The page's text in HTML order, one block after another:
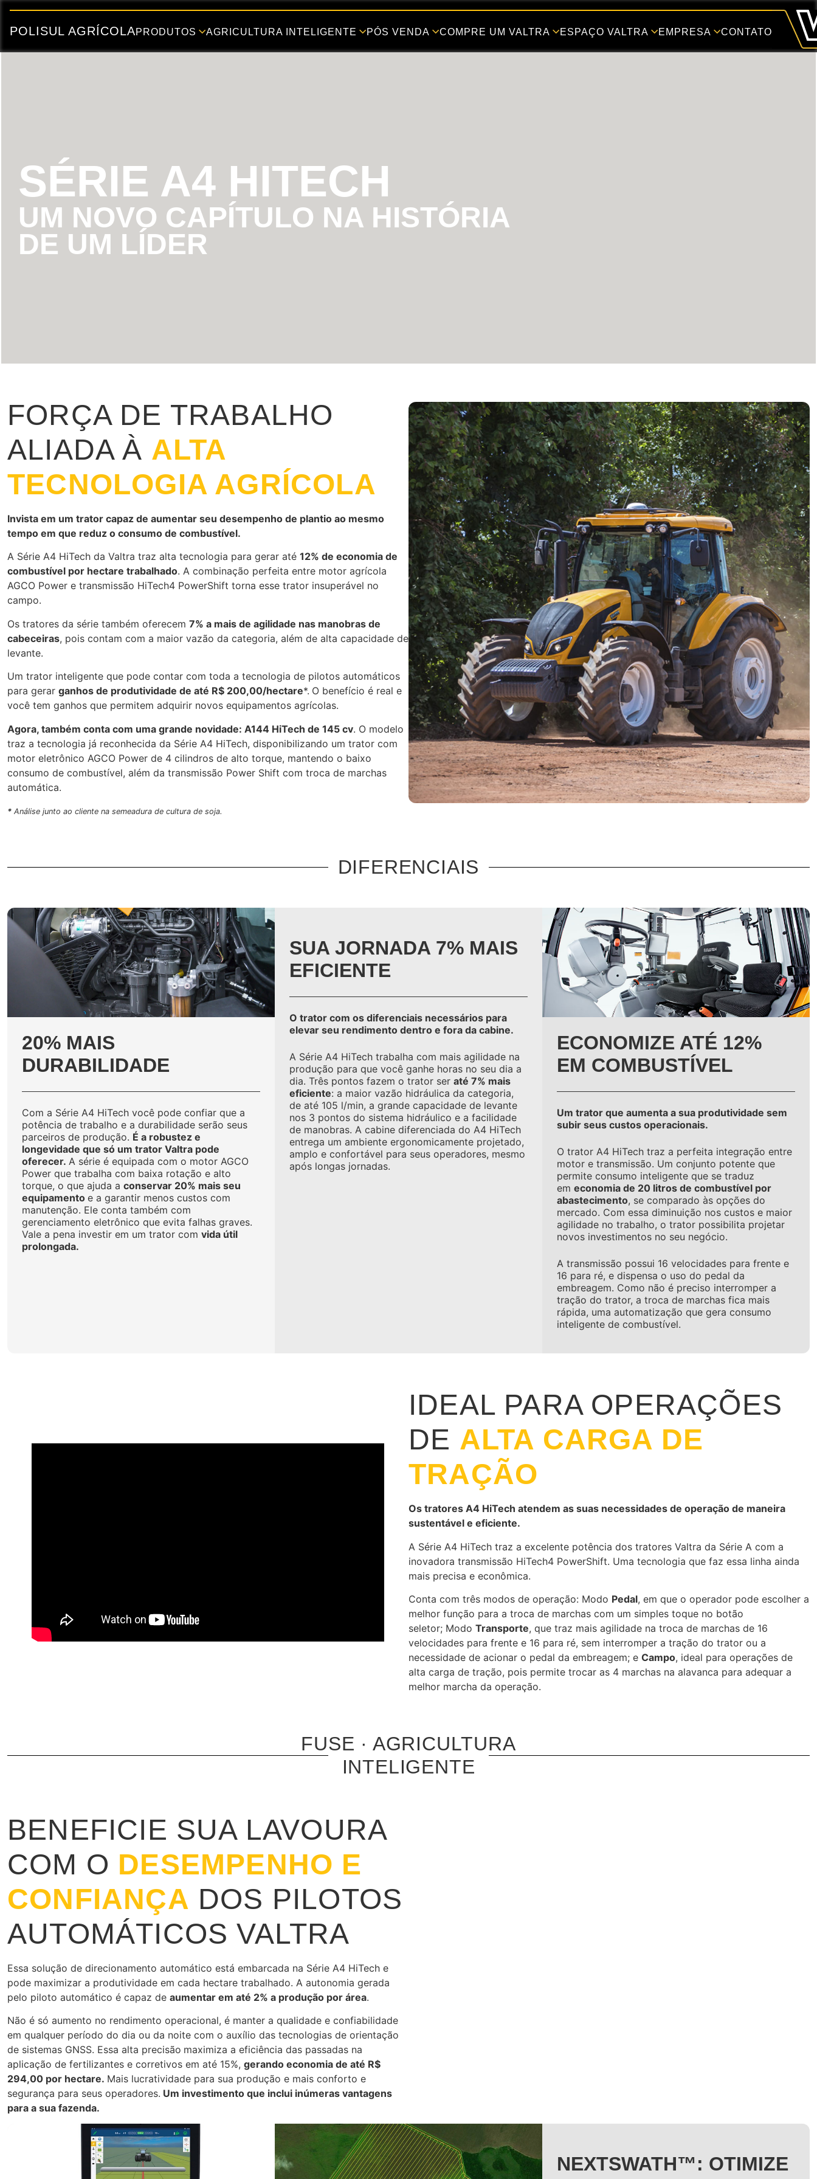
POLISUL AGRÍCOLAPRODUTOS AGRICULTURA INTELIGENTE PÓS VENDA COMPRE UM VALTRA ESPAÇO VALTRA EMPRESA CONTATO
SÉRIE A4 HITECH
UM NOVO CAPÍTULO NA HISTÓRIA
DE UM LÍDER
FORÇA DE TRABALHO
ALIADA À ALTA
TECNOLOGIA AGRÍCOLA
Invista em um trator capaz de aumentar seu desempenho de plantio ao mesmo
tempo em que reduz o consumo de combustível.
A Série A4 HiTech da Valtra traz alta tecnologia para gerar até 12% de economia de
combustível por hectare trabalhado. A combinação perfeita entre motor agrícola
AGCO Power e transmissão HiTech4 PowerShift torna esse trator insuperável no
campo.
Os tratores da série também oferecem 7% a mais de agilidade nas manobras de
cabeceiras, pois contam com a maior vazão da categoria, além de alta capacidade de
levante.
Um trator inteligente que pode contar com toda a tecnologia de pilotos automáticos
para gerar ganhos de produtividade de até R$ 200,00/hectare*. O benefício é real e
você tem ganhos que permitem adquirir novos equipamentos agrícolas.
Agora, também conta com uma grande novidade: A144 HiTech de 145 cv. O modelo
traz a tecnologia já reconhecida da Série A4 HiTech, disponibilizando um trator com
motor eletrônico AGCO Power de 4 cilindros de alto torque, mantendo o baixo
consumo de combustível, além da transmissão Power Shift com troca de marchas
automática.
* Análise junto ao cliente na semeadura de cultura de soja.
DIFERENCIAIS
20% MAIS
DURABILIDADE
Com a Série A4 HiTech você pode confiar que a
potência de trabalho e a durabilidade serão seus
parceiros de produção. É a robustez e
longevidade que só um trator Valtra pode
oferecer. A série é equipada com o motor AGCO
Power que trabalha com baixa rotação e alto
torque, o que ajuda a conservar 20% mais seu
equipamento e a garantir menos custos com
manutenção. Ele conta também com
gerenciamento eletrônico que evita falhas graves.
Vale a pena investir em um trator com vida útil
prolongada.
SUA JORNADA 7% MAIS
EFICIENTE
O trator com os diferenciais necessários para
elevar seu rendimento dentro e fora da cabine.
A Série A4 HiTech trabalha com mais agilidade na
produção para que você ganhe horas no seu dia a
dia. Três pontos fazem o trator ser até 7% mais
eficiente: a maior vazão hidráulica da categoria,
de até 105 l/min, a grande capacidade de levante
nos 3 pontos do sistema hidráulico e a facilidade
de manobras. A cabine diferenciada do A4 HiTech
entrega um ambiente ergonomicamente projetado,
amplo e confortável para seus operadores, mesmo
após longas jornadas.
ECONOMIZE ATÉ 12%
EM COMBUSTÍVEL
Um trator que aumenta a sua produtividade sem
subir seus custos operacionais.
O trator A4 HiTech traz a perfeita integração entre
motor e transmissão. Um conjunto potente que
permite consumo inteligente que se traduz
em economia de 20 litros de combustível por
abastecimento, se comparado às opções do
mercado. Com essa diminuição nos custos e maior
agilidade no trabalho, o trator possibilita projetar
novos investimentos no seu negócio.
A transmissão possui 16 velocidades para frente e
16 para ré, e dispensa o uso do pedal da
embreagem. Como não é preciso interromper a
tração do trator, a troca de marchas fica mais
rápida, uma automatização que gera consumo
inteligente de combustível.
IDEAL PARA OPERAÇÕES
DE ALTA CARGA DE
TRAÇÃO
Os tratores A4 HiTech atendem as suas necessidades de operação de maneira
sustentável e eficiente.
A Série A4 HiTech traz a excelente potência dos tratores Valtra da Série A com a
inovadora transmissão HiTech4 PowerShift. Uma tecnologia que faz essa linha ainda
mais precisa e econômica.
Conta com três modos de operação: Modo Pedal, em que o operador pode escolher a
melhor função para a troca de marchas com um simples toque no botão
seletor; Modo Transporte, que traz mais agilidade na troca de marchas de 16
velocidades para frente e 16 para ré, sem interromper a tração do trator ou a
necessidade de acionar o pedal da embreagem; e Campo, ideal para operações de
alta carga de tração, pois permite trocar as 4 marchas na alavanca para adequar a
melhor marcha da operação.
FUSE · AGRICULTURA
INTELIGENTE
BENEFICIE SUA LAVOURA
COM O DESEMPENHO E
CONFIANÇA DOS PILOTOS
AUTOMÁTICOS VALTRA
Essa solução de direcionamento automático está embarcada na Série A4 HiTech e
pode maximizar a produtividade em cada hectare trabalhado. A autonomia gerada
pelo piloto automático é capaz de aumentar em até 2% a produção por área.
Não é só aumento no rendimento operacional, é manter a qualidade e confiabilidade
em qualquer período do dia ou da noite com o auxílio das tecnologias de orientação
de sistemas GNSS. Essa alta precisão maximiza a eficiência das passadas na
aplicação de fertilizantes e corretivos em até 15%, gerando economia de até R$
294,00 por hectare. Mais lucratividade para sua produção e mais conforto e
segurança para seus operadores. Um investimento que inclui inúmeras vantagens
para a sua fazenda.
NEXTSWATH™: OTIMIZE